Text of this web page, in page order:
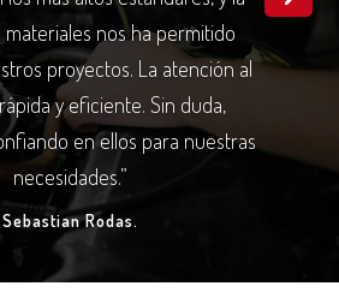
nos ha permitido
proyectos. La atención al
y eficiente. Sin duda,
en ellos para nuestras
necesidades.”
Sebastian Rodas.